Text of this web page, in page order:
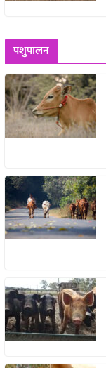
पशुपालन